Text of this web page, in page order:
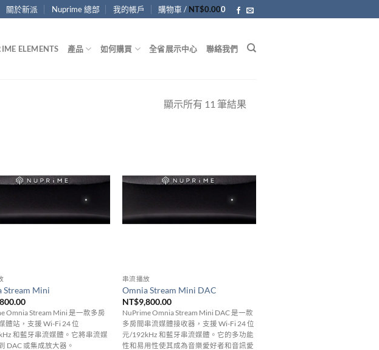
關於新派 Nuprime 總部 我的帳戶 購物車 / NT$0.000
ELEMENTS 產品 如何購買 全省展示中心 聯絡我們
顯示所有 11 筆結果
Stream Mini
Omnia Stream Mini 是一款多房
體站，支援 Wi-Fi 24 位
和藍牙串流媒體。 它將串流媒
DAC 或集成放大器。
串流播放
Omnia Stream Mini DAC
NT$9,800.00
NuPrime Omnia Stream Mini DAC 是一款
多房間串流媒體接收器，支援 Wi-Fi 24 位
元/192kHz 和藍牙串流媒體。 它的多功能
性和易用性使其成為音樂愛好者和音訊愛